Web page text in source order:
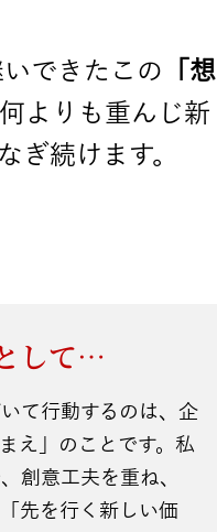
できたこの 「想
よりも重んじ新
続けます。
して…
て行動するのは、企
え」のことです。私
創意工夫を重ね、
先を行く新しい価